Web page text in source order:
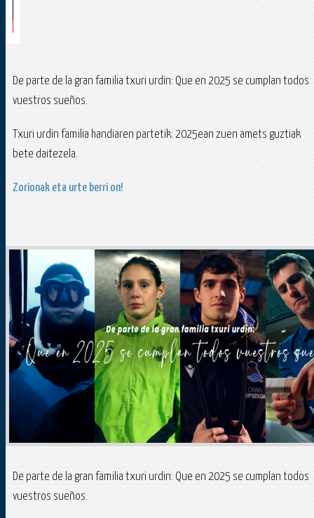
De parte de la gran familia txuri urdin: Que en 2025 se cumplan todos
vuestros sueños.
Txuri urdin familia handiaren partetik: 2025ean zuen amets guztiak
bete daitezela.
Zorionak eta urte berri on!
De parte de la gran familia txuri urdin: Que en 2025 se cumplan todos
vuestros sueños.